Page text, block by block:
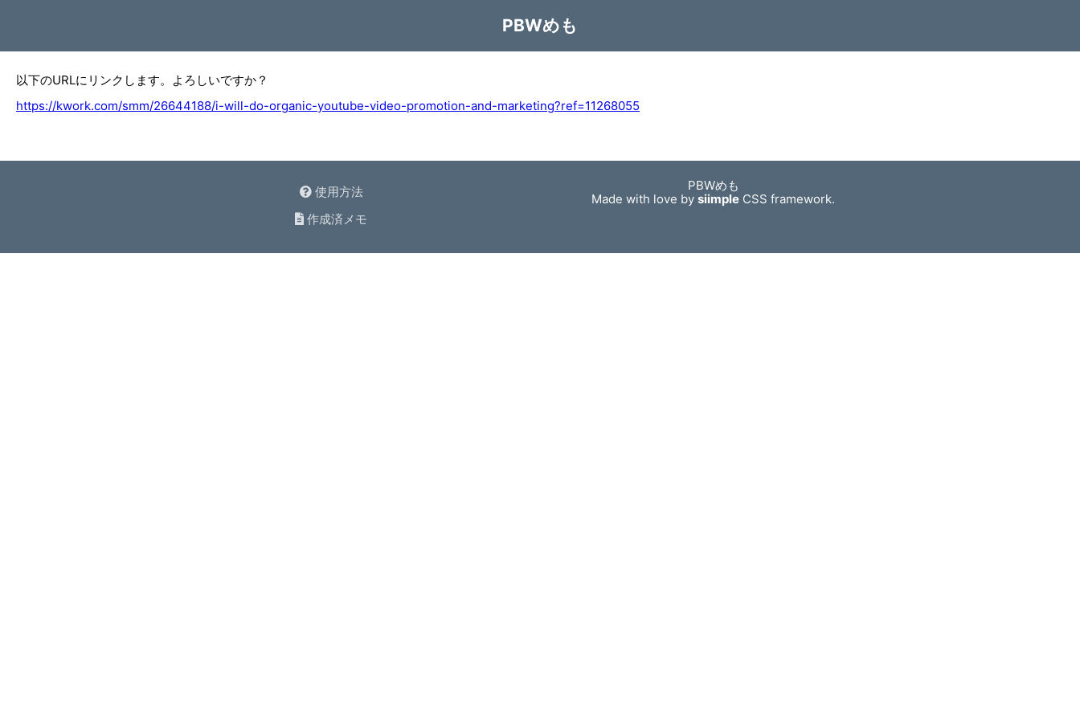
PBWめも
以下のURLにリンクします。よろしいですか？
https://kwork.com/smm/26644188/i-will-do-organic-youtube-video-promotion-and-marketing?ref=11268055
使用方法
作成済メモ
PBWめも
Made with love bysiimple CSS framework.